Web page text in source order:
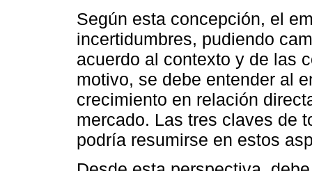
Según esta concepción, el
incertidumbres, pudiendo
acuerdo al contexto y de las
motivo, se debe entender al
crecimiento en relación
mercado. Las tres claves de
podría resumirse en estos